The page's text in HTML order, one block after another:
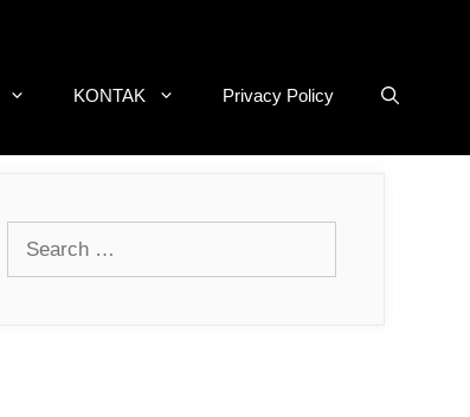
KONTAK Privacy Policy